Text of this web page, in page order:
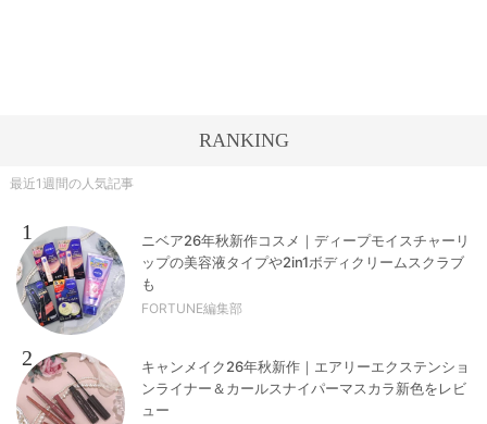
RANKING
最近1週間の人気記事
1
ニベア26年秋新作コスメ｜ディープモイスチャーリ
ップの美容液タイプや2in1ボディクリームスクラブ
も
FORTUNE編集部
2
キャンメイク26年秋新作｜エアリーエクステンショ
ンライナー＆カールスナイパーマスカラ新色をレビ
ュー